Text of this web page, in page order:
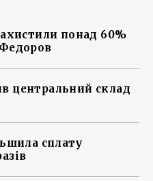
понад 60%
центральний склад
сплату